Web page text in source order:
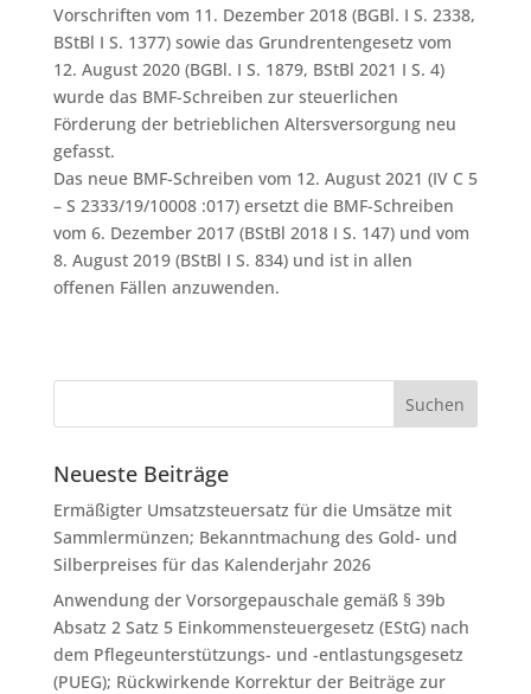
Vorschriften vom 11. Dezember 2018 (BGBl. I S. 2338,
BStBl I S. 1377) sowie das Grundrentengesetz vom
12. August 2020 (BGBl. I S. 1879, BStBl 2021 I S. 4)
wurde das BMF-Schreiben zur steuerlichen
Förderung der betrieblichen Altersversorgung neu
gefasst.
Das neue BMF-Schreiben vom 12. August 2021 (IV C 5
– S 2333/19/10008 :017) ersetzt die BMF-Schreiben
vom 6. Dezember 2017 (BStBl 2018 I S. 147) und vom
8. August 2019 (BStBl I S. 834) und ist in allen
offenen Fällen anzuwenden.
Neueste Beiträge
Ermäßigter Umsatzsteuersatz für die Umsätze mit
Sammlermünzen; Bekanntmachung des Gold- und
Silberpreises für das Kalenderjahr 2026
Anwendung der Vorsorgepauschale gemäß § 39b
Absatz 2 Satz 5 Einkommensteuergesetz (EStG) nach
dem Pflegeunterstützungs- und -entlastungsgesetz
(PUEG); Rückwirkende Korrektur der Beiträge zur